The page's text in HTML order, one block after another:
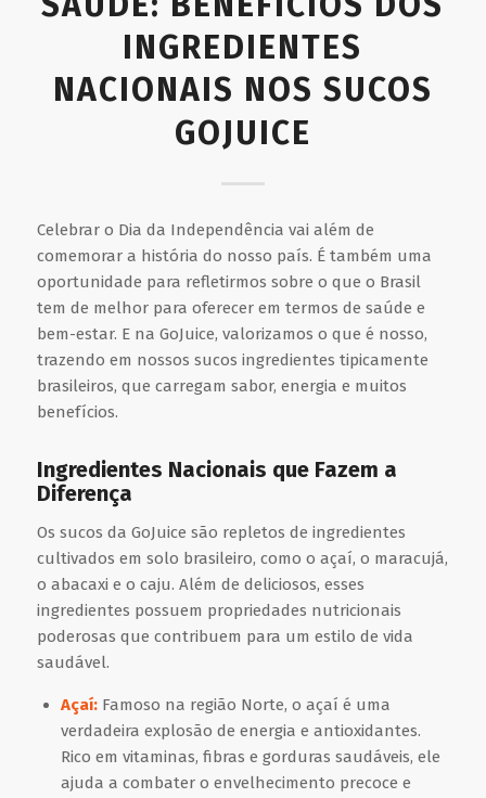
INGREDIENTES
NACIONAIS NOS SUCOS
GOJUICE
Celebrar o Dia da Independência vai além de
comemorar a história do nosso país. É também uma
oportunidade para refletirmos sobre o que o Brasil
tem de melhor para oferecer em termos de saúde e
bem-estar. E na GoJuice, valorizamos o que é nosso,
trazendo em nossos sucos ingredientes tipicamente
brasileiros, que carregam sabor, energia e muitos
benefícios.
Ingredientes Nacionais que Fazem a
Diferença
Os sucos da GoJuice são repletos de ingredientes
cultivados em solo brasileiro, como o açaí, o maracujá,
o abacaxi e o caju. Além de deliciosos, esses
ingredientes possuem propriedades nutricionais
poderosas que contribuem para um estilo de vida
saudável.
Açaí:Famoso na região Norte, o açaí é uma
verdadeira explosão de energia e antioxidantes.
Rico em vitaminas, fibras e gorduras saudáveis, ele
ajuda a combater o envelhecimento precoce e